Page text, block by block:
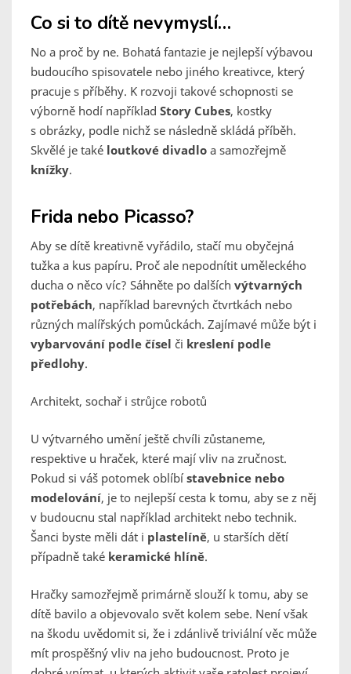
Co si to dítě nevymyslí…
No a proč by ne. Bohatá fantazie je nejlepší výbavou
budoucího spisovatele nebo jiného kreativce, který
pracuje s příběhy. K rozvoji takové schopnosti se
výborně hodí například Story Cubes, kostky
s obrázky, podle nichž se následně skládá příběh.
Skvělé je také loutkové divadlo a samozřejmě
knížky.
Frida nebo Picasso?
Aby se dítě kreativně vyřádilo, stačí mu obyčejná
tužka a kus papíru. Proč ale nepodnítit uměleckého
ducha o něco víc? Sáhněte po dalších výtvarných
potřebách, například barevných čtvrtkách nebo
různých malířských pomůckách. Zajímavé může být i
vybarvování podle čísel či kreslení podle
předlohy.
Architekt, sochař i strůjce robotů
U výtvarného umění ještě chvíli zůstaneme,
respektive u hraček, které mají vliv na zručnost.
Pokud si váš potomek oblíbí stavebnice nebo
modelování, je to nejlepší cesta k tomu, aby se z něj
v budoucnu stal například architekt nebo technik.
Šanci byste měli dát i plastelíně, u starších dětí
případně také keramické hlíně.
Hračky samozřejmě primárně slouží k tomu, aby se
dítě bavilo a objevovalo svět kolem sebe. Není však
na škodu uvědomit si, že i zdánlivě triviální věc může
mít prospěšný vliv na jeho budoucnost. Proto je